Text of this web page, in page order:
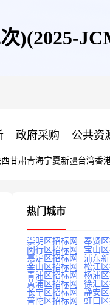
)(2025-
政府采购 公共资
西甘肃青海宁夏新疆台湾香
热门城市
崇明区招标网
奉贤
闵行区招标网
宝山
嘉定区招标网
浦东
金山区招标网
松江
青浦区招标网
杨浦
黄浦区招标网
徐汇
长宁区招标网
静安
普陀区招标网
虹口